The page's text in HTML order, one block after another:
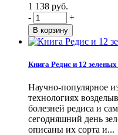
1 138 руб.
-
+
Книга Редис и 12
Научно-популярное
технологиях
болезней редиса и
сегодняшний день
описаны их сорта и...